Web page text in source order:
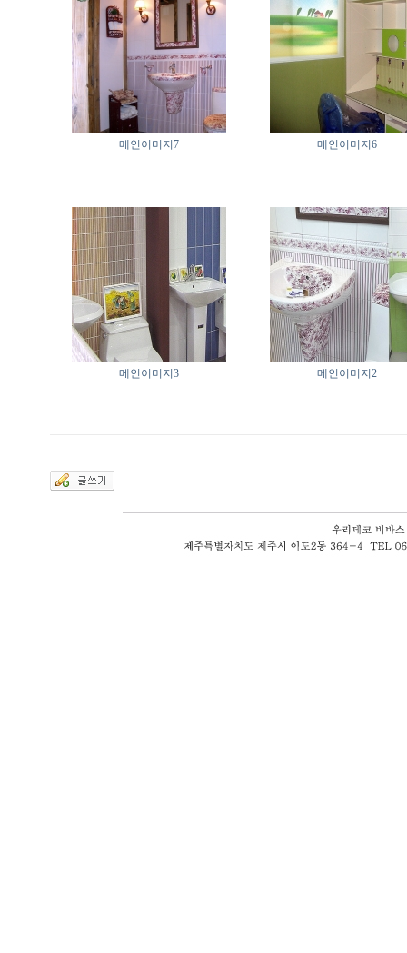
메인이미지7 메인이미지6
메인이미지3 메인이미지2